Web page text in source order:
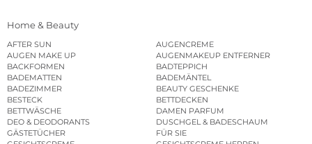
Home & Beauty
AFTER SUN
AUGENCREME
AUGEN MAKE UP
AUGENMAKEUP ENTFERNER
BACKFORMEN
BADTEPPICH
BADEMATTEN
BADEMÄNTEL
BADEZIMMER
BEAUTY GESCHENKE
BESTECK
BETTDECKEN
BETTWÄSCHE
DAMEN PARFUM
DEO & DEODORANTS
DUSCHGEL & BADESCHAUM
GÄSTETÜCHER
FÜR SIE